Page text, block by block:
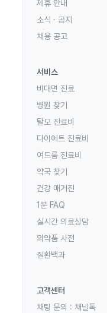
제휴 안내
소식 · 공지
채용 공고
서비스
비대면 진료
병원 찾기
탈모 진료비
다이어트 진료비
여드름 진료비
약국 찾기
건강 매거진
1분 FAQ
실시간 의료상담
의약품 사전
질환백과
고객센터
채팅 문의 : 채널톡